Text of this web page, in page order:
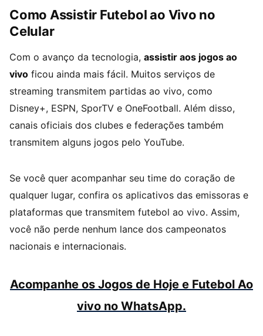
Como Assistir Futebol ao Vivo no
Celular
Com o avanço da tecnologia, assistir aos jogos ao
vivo ficou ainda mais fácil. Muitos serviços de
streaming transmitem partidas ao vivo, como
Disney+, ESPN, SporTV e OneFootball. Além disso,
canais oficiais dos clubes e federações também
transmitem alguns jogos pelo YouTube.
Se você quer acompanhar seu time do coração de
qualquer lugar, confira os aplicativos das emissoras e
plataformas que transmitem futebol ao vivo. Assim,
você não perde nenhum lance dos campeonatos
nacionais e internacionais.
Acompanhe os Jogos de Hoje e Futebol Ao
vivo no WhatsApp.